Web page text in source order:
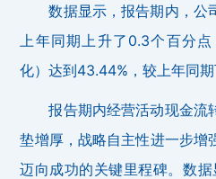
数据显示，报告期内，公
上年同期上升了0.3个百分
化）达到43.44%，较上年同期
报告期内经营活动现金流
垫增厚，战略自主性进一步增
迈向成功的关键里程碑。数